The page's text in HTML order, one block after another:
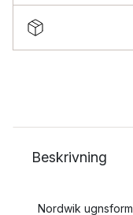
Beskrivning
Nordwik